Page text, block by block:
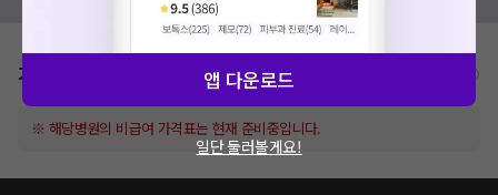
가격표
※ 해당병원의 비급여 가격표는 현재 준비중입니다.
앱 다운로드
일단 둘러볼게요!